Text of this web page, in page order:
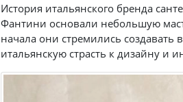
История итальянского бренда
Фантини основали небольшую
начала они стремились
итальянскую страсть к дизайну и